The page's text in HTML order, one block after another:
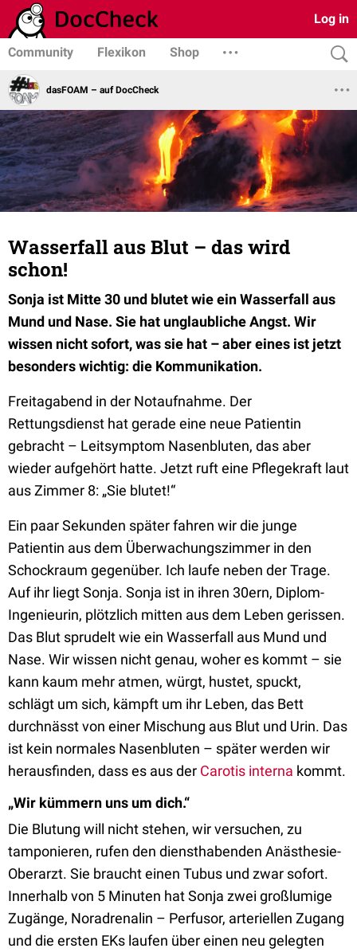
Log in
Community Flexikon Shop
dasFOAM – auf DocCheck
Wasserfall aus Blut – das wird
schon!
Sonja ist Mitte 30 und blutet wie ein Wasserfall aus
Mund und Nase. Sie hat unglaubliche Angst. Wir
wissen nicht sofort, was sie hat – aber eines ist jetzt
besonders wichtig: die Kommunikation.
Freitagabend in der Notaufnahme. Der
Rettungsdienst hat gerade eine neue Patientin
gebracht – Leitsymptom Nasenbluten, das aber
wieder aufgehört hatte. Jetzt ruft eine Pflegekraft laut
aus Zimmer 8: „Sie blutet!“
Ein paar Sekunden später fahren wir die junge
Patientin aus dem Überwachungszimmer in den
Schockraum gegenüber. Ich laufe neben der Trage.
Auf ihr liegt Sonja. Sonja ist in ihren 30ern, Diplom-
Ingenieurin, plötzlich mitten aus dem Leben gerissen.
Das Blut sprudelt wie ein Wasserfall aus Mund und
Nase. Wir wissen nicht genau, woher es kommt – sie
kann kaum mehr atmen, würgt, hustet, spuckt,
schlägt um sich, kämpft um ihr Leben, das Bett
durchnässt von einer Mischung aus Blut und Urin. Das
ist kein normales Nasenbluten – später werden wir
herausfinden, dass es aus der Carotis interna kommt.
„Wir kümmern uns um dich.“
Die Blutung will nicht stehen, wir versuchen, zu
tamponieren, rufen den diensthabenden Anästhesie-
Oberarzt. Sie braucht einen Tubus und zwar sofort.
Innerhalb von 5 Minuten hat Sonja zwei großlumige
Zugänge, Noradrenalin – Perfusor, arteriellen Zugang
und die ersten EKs laufen über einen neu gelegten